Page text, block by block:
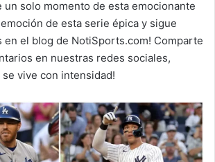
solo momento de esta emocionante
de esta serie épica y sigue
en el blog de NotiSports.com! Comparte
en nuestras redes sociales,
se vive con intensidad!